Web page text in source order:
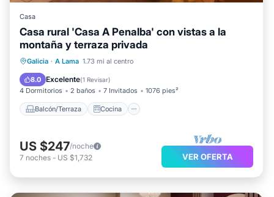
Casa
Casa rural 'Casa A Penalba' con vistas a la
montaña y terraza privada
Galicia · A Lama 1.73 mi al centro
8.0 Excelente(1 Revisar)
4 Dormitorios 2 baños 7 Invitados 1076 pies²
Balcón/Terraza Cocina
Balcón/Terraza
Cocina
Se admiten mascotas
US $247/noche
7 noches - US $1,732 VER OFERTA